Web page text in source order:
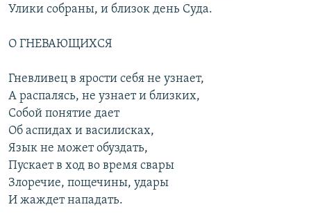
Улики собраны, и близок день Суда.
О ГНЕВАЮЩИХСЯ
Гневливец в ярости себя не узнает,
А распалясь, не узнает и близких,
Собой понятие дает
Об аспидах и василисках,
Язык не может обуздать,
Пускает в ход во время свары
Злоречие, пощечины, удары
И жаждет нападать.